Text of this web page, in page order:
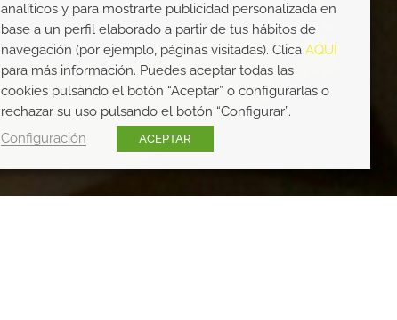
analíticos y para mostrarte publicidad personalizada en
base a un perfil elaborado a partir de tus hábitos de
navegación (por ejemplo, páginas visitadas). Clica AQUÍ
para más información. Puedes aceptar todas las
cookies pulsando el botón “Aceptar” o configurarlas o
rechazar su uso pulsando el botón “Configurar”.
Configuración
ACEPTAR